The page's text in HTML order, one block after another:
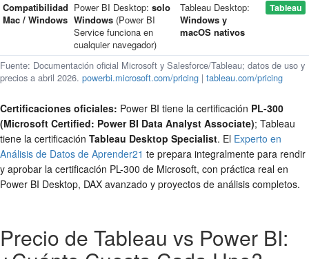
Fuente: Documentación oficial Microsoft y Salesforce/Tableau; datos de uso y
precios a abril 2026. powerbi.microsoft.com/pricing | tableau.com/pricing
Compatibilidad
Mac / Windows
Power BI Desktop: solo
Windows (Power BI
Service funciona en
cualquier navegador)
Tableau Desktop:
Windows y
macOS nativos
Tableau
Certificaciones oficiales: Power BI tiene la certificación PL-300
(Microsoft Certified: Power BI Data Analyst Associate); Tableau
tiene la certificación Tableau Desktop Specialist. El Experto en
Análisis de Datos de Aprender21 te prepara integralmente para rendir
y aprobar la certificación PL-300 de Microsoft, con práctica real en
Power BI Desktop, DAX avanzado y proyectos de análisis completos.
Precio de Tableau vs Power BI: